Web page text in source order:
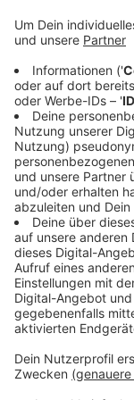
Anzeige
Insgesamt
Quadratmeter
Bonn in dieser
Standorten in
zeigt das
Standort bleibe,
mittlerweile
Stadt künftig
Wohnraum sei
Anzeige